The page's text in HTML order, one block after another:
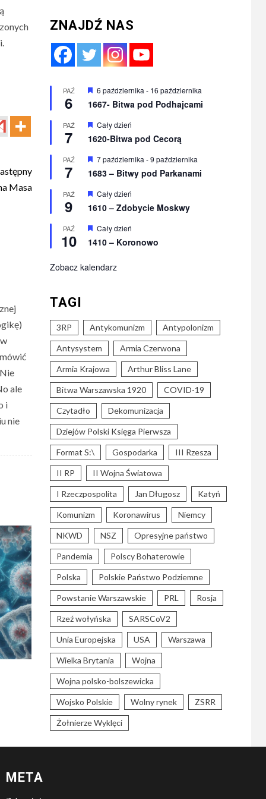
Masa
ale
i
nie
ZNAJDŹ NAS
PAŹ
6
Wyróżnione
6 października - 16 października
1667- Bitwa pod Podhajcami
PAŹ
7
Wyróżnione
Cały dzień
1620-Bitwa pod Cecorą
PAŹ
7
Wyróżnione
7 października -9 października
1683 – Bitwy pod Parkanami
PAŹ
9
Wyróżnione
Cały dzień
1610 – Zdobycie Moskwy
PAŹ
10
Wyróżnione
Cały dzień
1410 – Koronowo
Zobacz kalendarz
TAGI
3RP Antykomunizm Antypolonizm
Antysystem Armia Czerwona
Armia Krajowa Arthur Bliss Lane
Bitwa Warszawska 1920 COVID-19
Czytadło Dekomunizacja
Dziejów Polski Księga Pierwsza
Format S:\ Gospodarka III Rzesza
II RP II Wojna Światowa
I Rzeczpospolita Jan Długosz Katyń
Komunizm Koronawirus Niemcy
NKWD NSZ Opresyjne państwo
Pandemia Polscy Bohaterowie
Polska Polskie Państwo Podziemne
Powstanie Warszawskie PRL Rosja
Rzeź wołyńska SARSCoV2
Unia Europejska USA Warszawa
Wielka Brytania Wojna
Wojna polsko-bolszewicka
Wojsko Polskie Wolny rynek ZSRR
Żołnierze Wyklęci
META